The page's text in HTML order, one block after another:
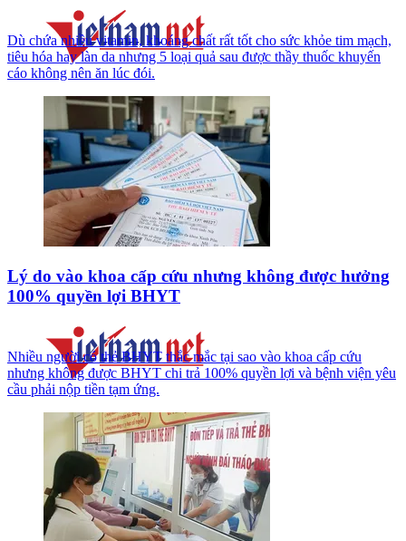
Dù chứa nhiều vitamin, khoáng chất rất tốt cho sức khỏe tim mạch,
tiêu hóa hay làn da nhưng 5 loại quả sau được thầy thuốc khuyến
cáo không nên ăn lúc đói.
Lý do vào khoa cấp cứu nhưng không được hưởng
100% quyền lợi BHYT
Nhiều người có thẻ BHYT thắc mắc tại sao vào khoa cấp cứu
nhưng không được BHYT chi trả 100% quyền lợi và bệnh viện yêu
cầu phải nộp tiền tạm ứng.